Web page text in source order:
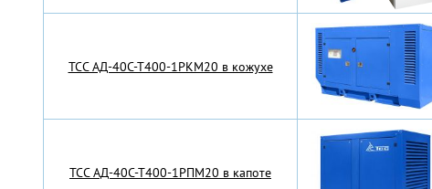
TCC АД-40С-Т400-1РКМ20 в кожухе
TCC АД-40С-Т400-1РПМ20 в капоте